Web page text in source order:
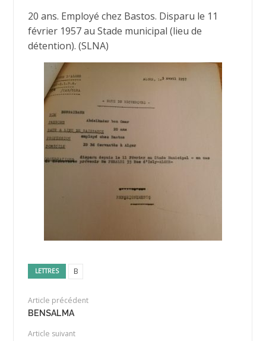
20 ans. Employé chez Bastos. Disparu le 11
février 1957 au Stade municipal (lieu de
détention). (SLNA)
LETTRES B
Article précédent
BENSALMA
Article suivant